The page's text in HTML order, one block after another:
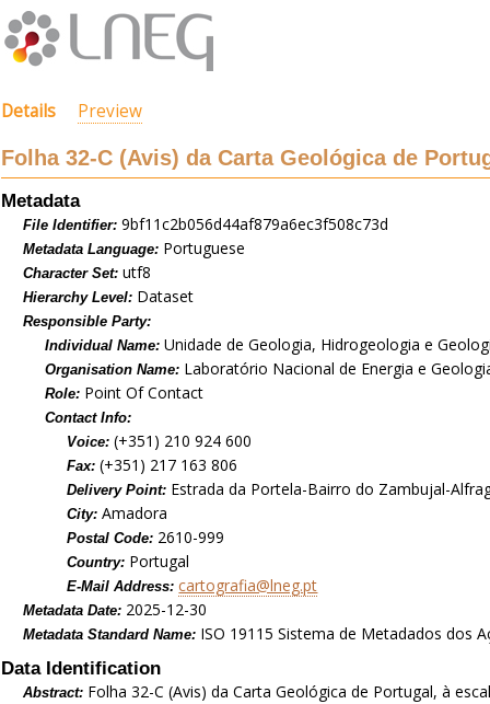
Details Preview
Folha 32-C (Avis) da Carta Geológica de
Metadata
File Identifier:9bf11c2b056d44af879a6ec3f508c73d
Metadata Language: Portuguese
Character Set:utf8
Hierarchy Level: Dataset
Responsible Party:
Individual Name:Unidade de Geologia, Hidrogeologia e
Organisation Name: Laboratório Nacional de Energia e
Role: Point Of Contact
Contact Info:
Voice:(+351) 210 924 600
Fax:(+351) 217 163 806
Delivery Point: Estrada da Portela-Bairro do Zambujal-
City:Amadora
Postal Code: 2610-999
Country: Portugal
E-Mail Address:cartografia@lneg.pt
Metadata Date: 2025-12-30
Metadata Standard Name: ISO 19115 Sistema de Metadados dos
Data Identification
Abstract: Folha 32-C (Avis) da Carta Geológica de Portugal, à